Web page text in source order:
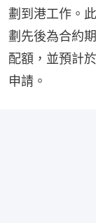
劃到港工作。
劃先後為合約
配額，並預計
申請。